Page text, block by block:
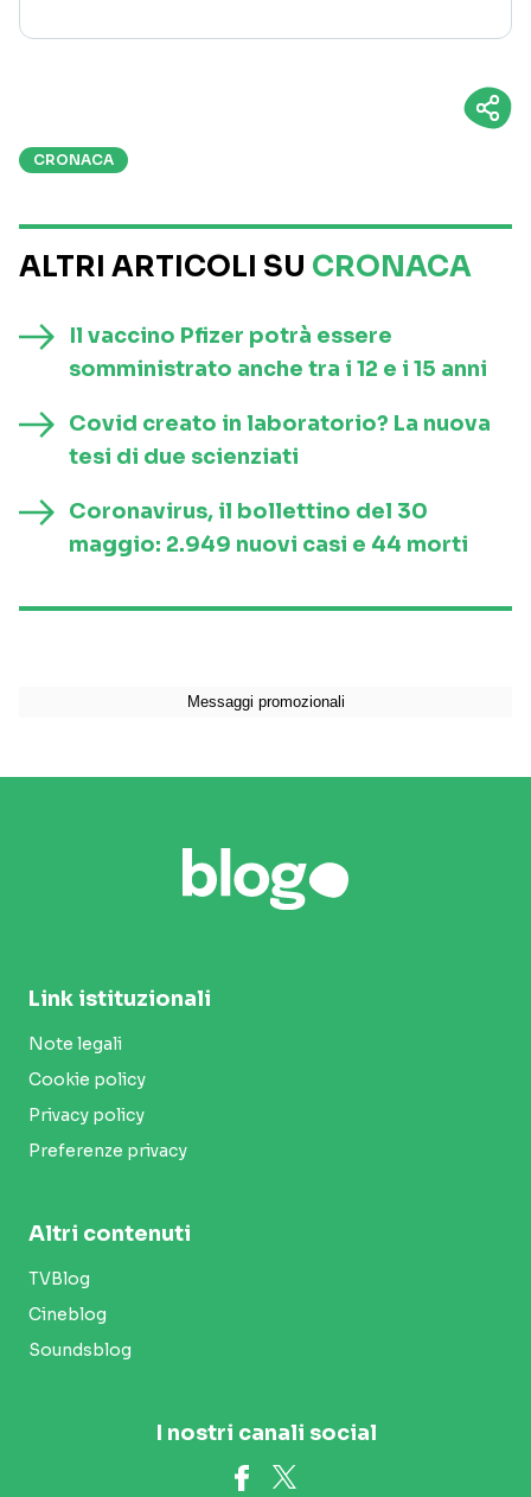
CRONACA
ALTRI ARTICOLI SU CRONACA
Il vaccino Pfizer potrà essere
somministrato anche tra i 12 e i 15 anni
Covid creato in laboratorio? La nuova
tesi di due scienziati
Coronavirus, il bollettino del 30
maggio: 2.949 nuovi casi e 44 morti
Link istituzionali
Note legali
Cookie policy
Privacy policy
Preferenze privacy
Altri contenuti
TVBlog
Cineblog
Soundsblog
I nostri canali social